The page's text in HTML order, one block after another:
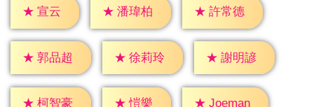
★ 宣云 ★ 潘瑋柏 ★ 許常德
★ 郭品超 ★ 徐莉玲 ★ 謝明諺
★ 柯智豪 ★ 愷樂 ★ Joeman